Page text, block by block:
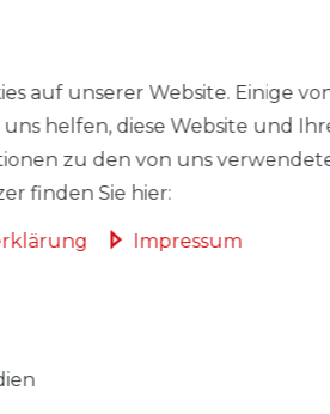
Comtesse de Ségur
Sophie Comtesse de Ségur
auf unserer Website. Einige
helfen, diese Website und
zu den von uns
finden Sie hier:
Impressum